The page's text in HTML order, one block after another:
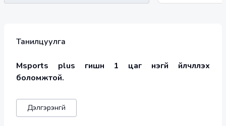
Танилцуулга
Msports plus гишүүн 1 цаг үнэгүй үйлчлүүлэх
боломжтой.
Дэлгэрэнгүй